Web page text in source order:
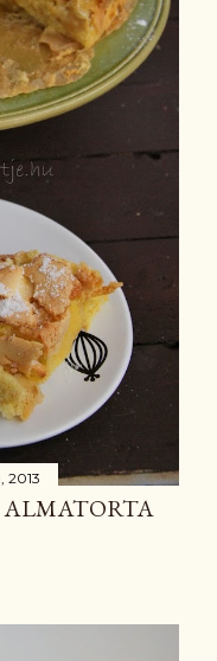
2013
ALMATORTA